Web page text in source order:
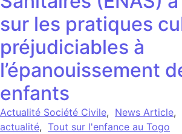
sur les pratiques
préjudiciables à
l’épanouissement
enfants
Actualité Société Civile, News Article,
actualité, Tout sur l'enfance au Togo